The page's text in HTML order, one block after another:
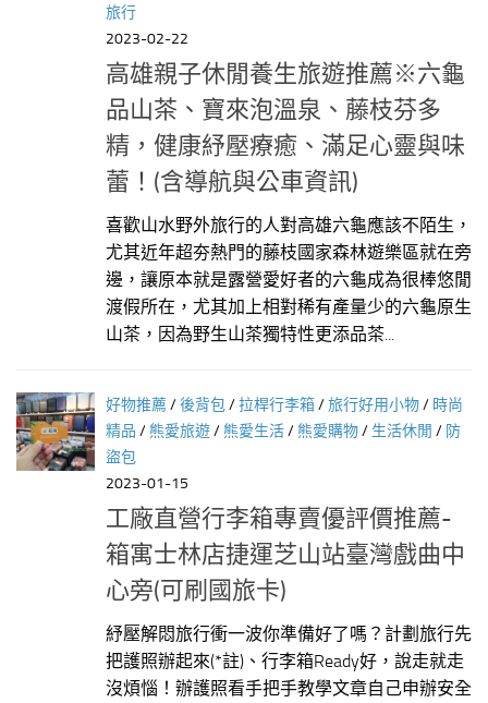
旅行
2023-02-22
高雄親子休閒養生旅遊推薦※六龜
品山茶、寶來泡溫泉、藤枝芬多
精，健康紓壓療癒、滿足心靈與味
蕾！(含導航與公車資訊)
喜歡山水野外旅行的人對高雄六龜應該不陌生，
尤其近年超夯熱門的藤枝國家森林遊樂區就在旁
邊，讓原本就是露營愛好者的六龜成為很棒悠閒
渡假所在，尤其加上相對稀有產量少的六龜原生
山茶，因為野生山茶獨特性更添品茶...
好物推薦/後背包/拉桿行李箱/旅行好用小物/ 時尚
精品 / 熊愛旅遊/ 熊愛生活/ 熊愛購物/ 生活休閒 / 防
盜包
2023-01-15
工廠直營行李箱專賣優評價推薦-
箱寓士林店捷運芝山站臺灣戲曲中
心旁(可刷國旅卡)
紓壓解悶旅行衝一波你準備好了嗎？計劃旅行先
把護照辦起來(*註)、行李箱Ready好，說走就走
沒煩惱！辦護照看手把手教學文章自己申辦安全